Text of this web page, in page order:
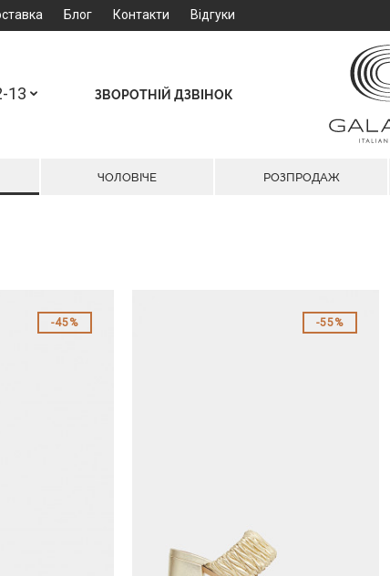
Блог Контакти Відгуки
13 ЗВОРОТНІЙ ДЗВІНОК
ЧОЛОВІЧЕ РОЗПРОДАЖ
45% 55%